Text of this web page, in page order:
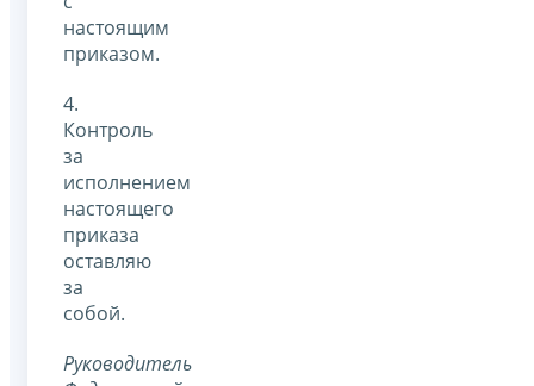
настоящим
приказом.
4.
Контроль
за
исполнением
настоящего
приказа
оставляю
за
собой.
Руководитель